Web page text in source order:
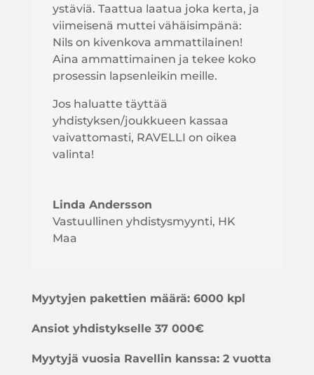
ystäviä. Taattua laatua joka kerta, ja
viimeisenä muttei vähäisimpänä:
Nils on kivenkova ammattilainen!
Aina ammattimainen ja tekee koko
prosessin lapsenleikin meille.
Jos haluatte täyttää
yhdistyksen/joukkueen kassaa
vaivattomasti, RAVELLI on oikea
valinta!
Linda Andersson
Vastuullinen yhdistysmyynti, HK
Maa
Myytyjen pakettien määrä: 6000 kpl
Ansiot yhdistykselle 37 000€
Myytyjä vuosia Ravellin kanssa: 2 vuotta